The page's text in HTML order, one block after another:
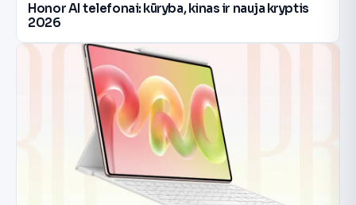
Honor AI telefonai: kūryba, kinas ir nauja kryptis
2026